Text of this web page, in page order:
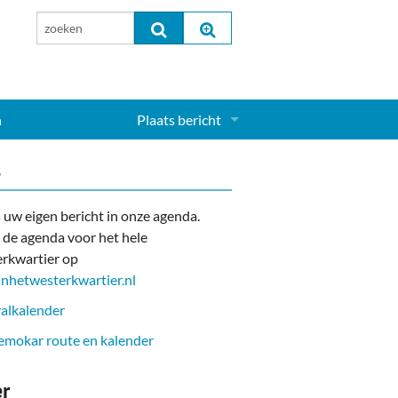
Plaats bericht
uw eigen bericht in onze agenda.
agenda voor het hele
op
route en kalender